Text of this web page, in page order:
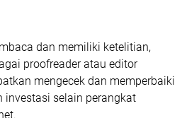
dan memiliki ketelitian,
proofreader atau editor
mengecek dan memperbaiki
selain perangkat